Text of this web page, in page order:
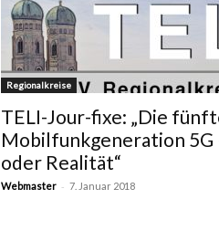
Regionalkreise
TELI-Jour-fixe: „Die
Mobilfunkgeneration 5G
oder Realität“
Webmaster - 7. Januar 2018